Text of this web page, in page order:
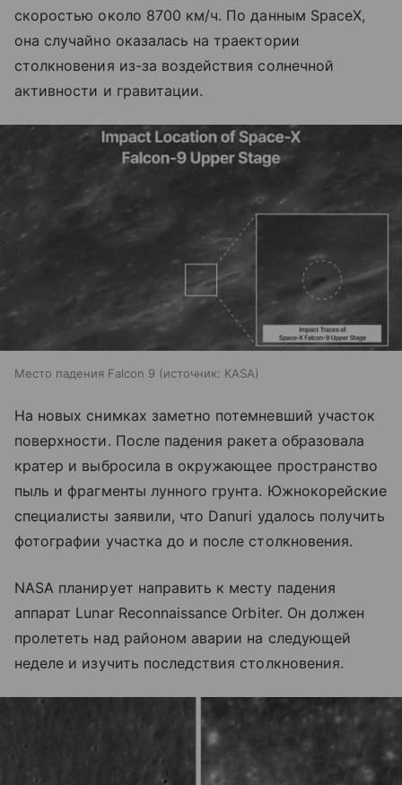
скоростью около 8700 км/ч. По данным SpaceX,
она случайно оказалась на траектории
столкновения из-за воздействия солнечной
активности и гравитации.
Место падения Falcon 9 источник: KASA
На новых снимках заметно потемневший участок
поверхности. После падения ракета образовала
кратер и выбросила в окружающее пространство
пыль и фрагменты лунного грунта. Южнокорейские
специалисты заявили, что Danuri удалось получить
фотографии участка до и после столкновения.
NASA планирует направить к месту падения
аппарат Lunar Reconnaissance Orbiter. Он должен
пролететь над районом аварии на следующей
неделе и изучить последствия столкновения.